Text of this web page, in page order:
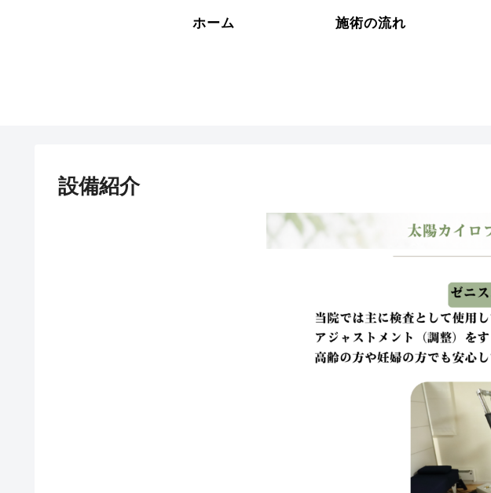
ホーム 施術の流れ
設備紹介